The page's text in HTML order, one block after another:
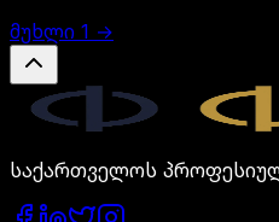
მუხლი 1 →
საქართველოს